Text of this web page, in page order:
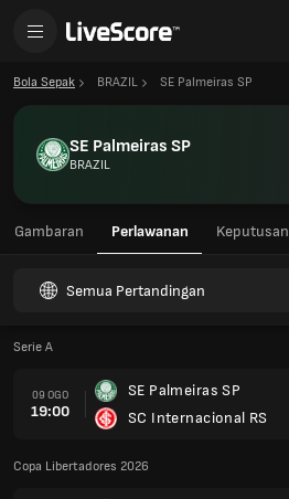
Bola Sepak BRAZIL SE Palmeiras SP
SE Palmeiras SP
BRAZIL
Gambaran Perlawanan Keputusan
Semua Pertandingan
Serie A
09 OGO
19:00
SE Palmeiras SP
SC Internacional RS
Copa Libertadores 2026